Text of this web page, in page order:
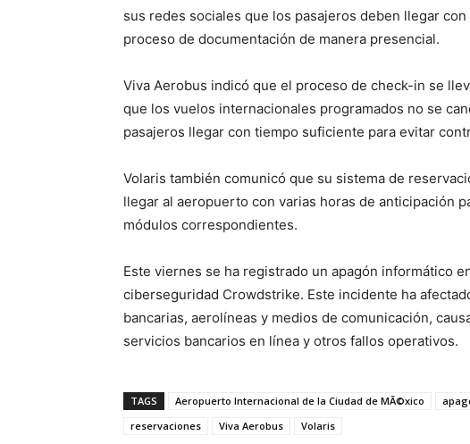
sus redes sociales que los pasajeros deben llegar
proceso de documentación de manera presencial.
Viva Aerobus indicó que el proceso de check-in se
que los vuelos internacionales programados no se
pasajeros llegar con tiempo suficiente para evitar
Volaris también comunicó que su sistema de
llegar al aeropuerto con varias horas de anticipación
módulos correspondientes.
Este viernes se ha registrado un apagón informático
ciberseguridad Crowdstrike. Este incidente ha
bancarias, aerolíneas y medios de comunicación,
servicios bancarios en línea y otros fallos operativos.
TAGS Aeropuerto Internacional de la Ciudad de MÃ©xico
reservaciones
Viva Aerobus Volaris